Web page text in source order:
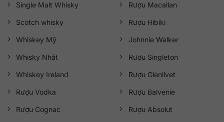
Single Malt Whisky
Scotch whisky
Whiskey Mỹ
Whisky Nhật
Whiskey Ireland
Rượu Vodka
Rượu Cognac
Rượu Macallan
Rượu Hibiki
Johnnie Walker
Rượu Singleton
Rượu Glenlivet
Rượu Balvenie
Rượu Absolut